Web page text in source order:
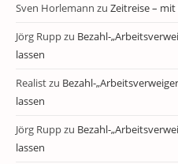
Sven Horlemann zu Zeitreise – mit
Jörg Ruppzu Bezahl-
lassen
Realistzu Bezahl-
lassen
Jörg Ruppzu Bezahl-
lassen